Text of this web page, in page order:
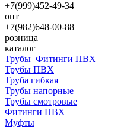
+7(999)452-49-34
опт
+7(982)648-00-88
розница
каталог
Трубы_Фитинги ПВХ
Трубы ПВХ
Труба гибкая
Трубы напорные
Трубы смотровые
Фитинги ПВХ
Муфты